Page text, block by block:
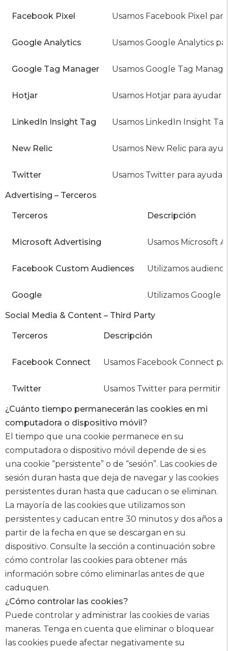
Facebook Pixel Usamos Facebook Pixel
Google Analytics Usamos Google Analytics
Google Tag Manager Usamos Google Tag
Hotjar Usamos Hotjar para ayudar
LinkedIn Insight Tag Usamos LinkedIn Insight
New Relic Usamos New Relic para
Twitter Usamos Twitter para
Advertising – Terceros
Terceros Descripción
Microsoft Advertising Usamos Microsoft
Facebook Custom Audiences Utilizamos
Google Utilizamos Google
Social Media & Content – Third Party
Terceros Descripción
Facebook Connect Usamos Facebook Connect
Twitter Usamos Twitter para permitir
¿Cuánto tiempo permanecerán las cookies en mi
computadora o dispositivo móvil?
El tiempo que una cookie permanece en su
computadora o dispositivo móvil depende de si es
una cookie “persistente” o de “sesión”. Las cookies de
sesión duran hasta que deja de navegar y las cookies
persistentes duran hasta que caducan o se eliminan.
La mayoría de las cookies que utilizamos son
persistentes y caducan entre 30 minutos y dos años a
partir de la fecha en que se descargan en su
dispositivo. Consulte la sección a continuación sobre
cómo controlar las cookies para obtener más
información sobre cómo eliminarlas antes de que
caduquen.
¿Cómo controlar las cookies?
Puede controlar y administrar las cookies de varias
maneras. Tenga en cuenta que eliminar o bloquear
las cookies puede afectar negativamente su